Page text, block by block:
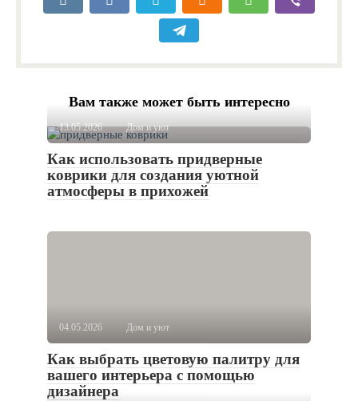
Вам также может быть интересно
13.05.2026 Дом и уют
Как использовать придверные
коврики для создания уютной
атмосферы в прихожей
04.05.2026 Дом и уют
Как выбрать цветовую палитру для
вашего интерьера с помощью
дизайнера